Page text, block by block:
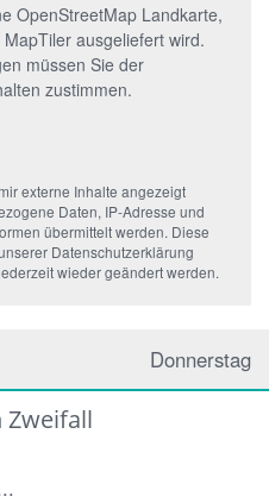
OpenStreetMap Landkarte,
ausgeliefert wird.
müssen Sie der
zustimmen.
externe Inhalte angezeigt
Daten, IP-Adresse und
übermittelt werden. Diese
Datenschutzerklärung
wieder geändert werden.
Donnerstag
Zweifall